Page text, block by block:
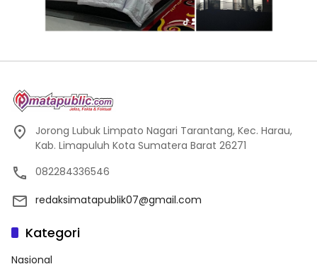
Jorong Lubuk Limpato Nagari Tarantang, Kec. Harau,
Kab. Limapuluh Kota Sumatera Barat 26271
082284336546
redaksimatapublik07@gmail.com
Kategori
Nasional